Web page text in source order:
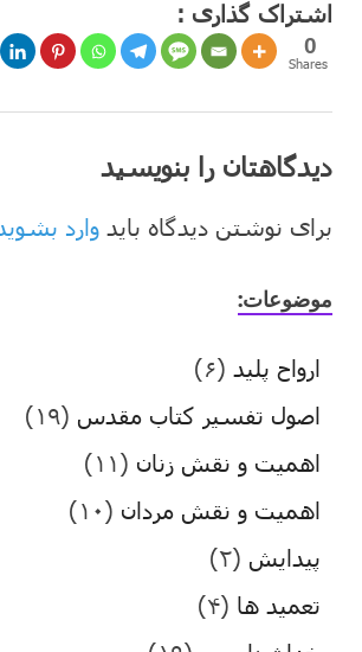
اشتراک گذاری :
0
Shares
دیدگاهتان را بنویسید
برای نوشتن دیدگاه باید وارد بشوید
موضوعات:
ارواح پلید (۶)
اصول تفسیر کتاب مقدس (۱۹)
اهمیت و نقش زنان (۱۱)
اهمیت و نقش مردان (۱۰)
پیدایش (۲)
تعمید ها (۴)